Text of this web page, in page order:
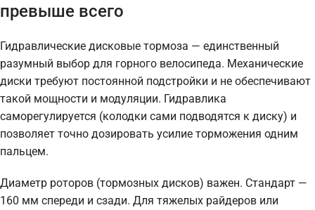
превыше всего
Гидравлические дисковые тормоза — единственный
разумный выбор для горного велосипеда. Механические
диски требуют постоянной подстройки и не обеспечивают
такой мощности и модуляции. Гидравлика
саморегулируется (колодки сами подводятся к диску) и
позволяет точно дозировать усилие торможения одним
пальцем.
Диаметр роторов (тормозных дисков) важен. Стандарт —
160 мм спереди и сзади. Для тяжелых райдеров или